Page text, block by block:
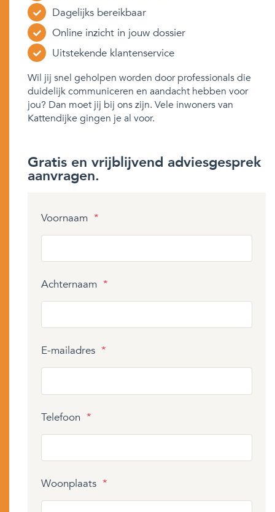
Dagelijks bereikbaar
Online inzicht in jouw dossier
Uitstekende klantenservice
Wil jij snel geholpen worden door professionals die
duidelijk communiceren en aandacht hebben voor
jou? Dan moet jij bij ons zijn. Vele inwoners van
Kattendijke gingen je al voor.
Gratis en vrijblijvend adviesgesprek
aanvragen.
Voornaam *
Achternaam *
E-mailadres *
Telefoon *
Woonplaats *